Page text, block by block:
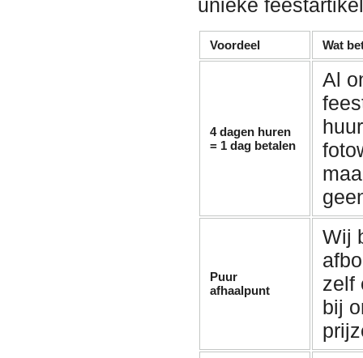
unieke
Voordeel Wat
4 dagen huren
= 1 dag betalen
Al
Puur
afhaalpunt
Wij
zelf
bij